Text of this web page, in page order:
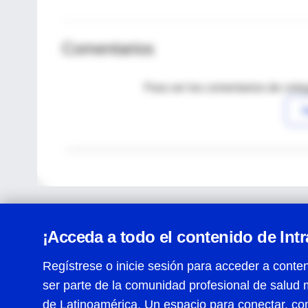
Comentarios
Para ver los comentarios de
¡Acceda a todo el contenido de
Regístrese o inicie sesión para acceder a
ser parte de la comunidad profesional de salud
de Latinoamérica. Un espacio para conectar,
Centro de Ayuda